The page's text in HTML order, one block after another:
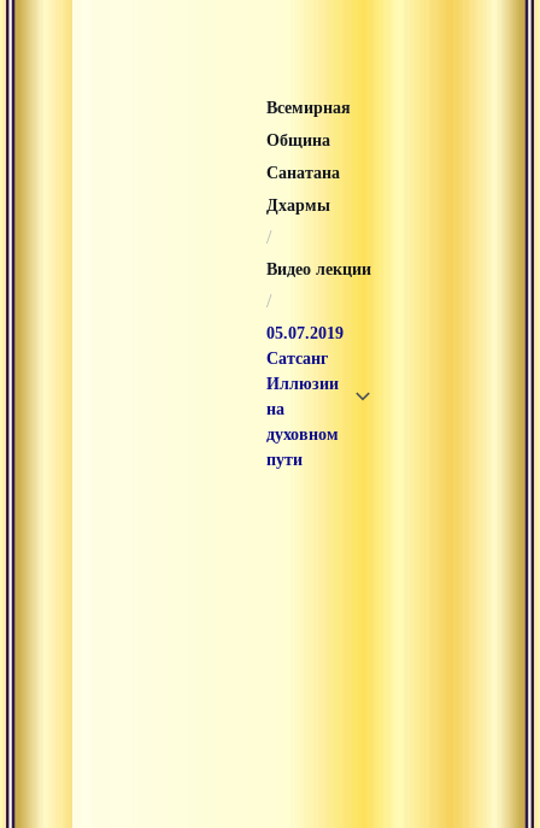
Всемирная
Община
Санатана
Дхармы
/
Видео лекции
/
05.07.2019
Сатсанг
Иллюзии
на
духовном
пути